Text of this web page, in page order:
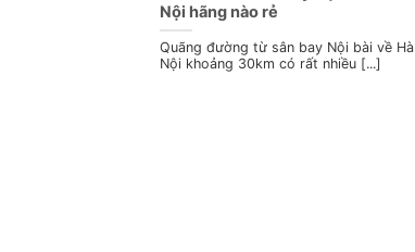
Nội hãng nào rẻ
Quãng đường từ sân bay Nội bài về Hà
Nội khoảng 30km có rất nhiều [...]